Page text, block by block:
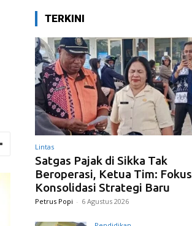
TERKINI
Lintas
Satgas Pajak di Sikka Tak
Beroperasi, Ketua Tim: Fokus
Konsolidasi Strategi Baru
Petrus Popi - 6 Agustus 2026